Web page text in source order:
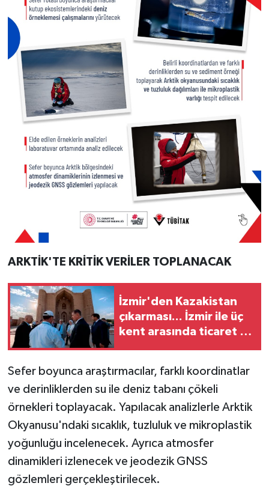
ARKTİK'TE KRİTİK VERİLER TOPLANACAK
İzmir'den Kazakistan
çıkarması... İzmir ile üç
kent arasında ticaret ve
Sefer boyunca araştırmacılar, farklı koordinatlar
ve derinliklerden su ile deniz tabanı çökeli
örnekleri toplayacak. Yapılacak analizlerle Arktik
Okyanusu'ndaki sıcaklık, tuzluluk ve mikroplastik
yoğunluğu incelenecek. Ayrıca atmosfer
dinamikleri izlenecek ve jeodezik GNSS
gözlemleri gerçekleştirilecek.